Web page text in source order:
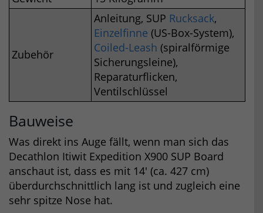
Zubehör
Anleitung, SUP Rucksack,
Einzelfinne (US-Box-System),
Coiled-Leash (spiralförmige
Sicherungsleine),
Reparaturflicken,
Ventilschlüssel
Bauweise
Was direkt ins Auge fällt, wenn man sich das
Decathlon Itiwit Expedition X900 SUP Board
anschaut ist, dass es mit 14′ (ca. 427 cm)
überdurchschnittlich lang ist und zugleich eine
sehr spitze Nose hat.